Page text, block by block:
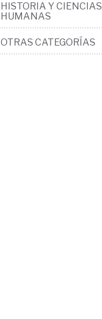
HISTORIA Y CIENCIAS
HUMANAS
OTRAS CATEGORÍAS